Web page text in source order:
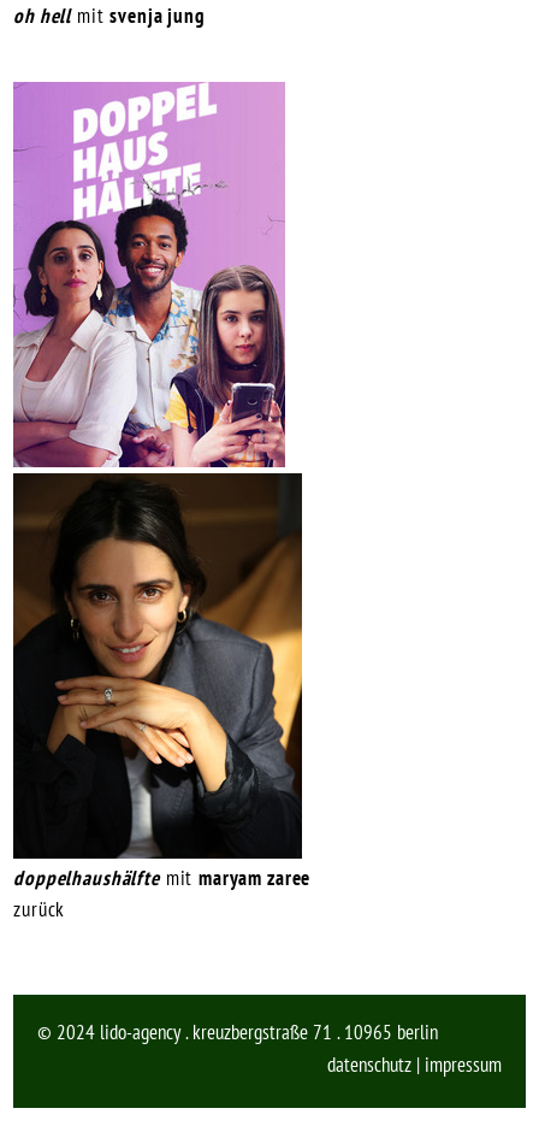
oh hellmitsvenja jung
doppelhaushälftemitmaryam zaree
zurück
© 2024 lido-agency . kreuzbergstraße 71 . 10965 berlin
datenschutz | impressum